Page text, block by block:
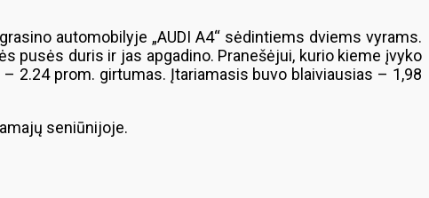
automobilyje „AUDI A4“ sėdintiems dviems vyrams.
pusės duris ir jas apgadino. Pranešėjui, kurio kieme įvyko
2.24 prom. girtumas. Įtariamasis buvo blaiviausias – 1,98
seniūnijoje.